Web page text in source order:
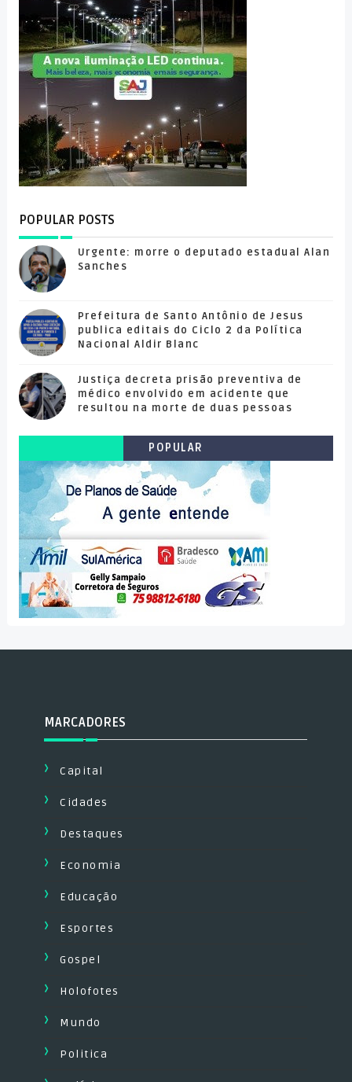
POPULAR POSTS
Urgente: morre o deputado estadual Alan
Sanches
Prefeitura de Santo Antônio de Jesus
publica editais do Ciclo 2 da Política
Nacional Aldir Blanc
Justiça decreta prisão preventiva de
médico envolvido em acidente que
resultou na morte de duas pessoas
POPULAR
MARCADORES
Capital
Cidades
Destaques
Economia
Educação
Esportes
Gospel
Holofotes
Mundo
Politica